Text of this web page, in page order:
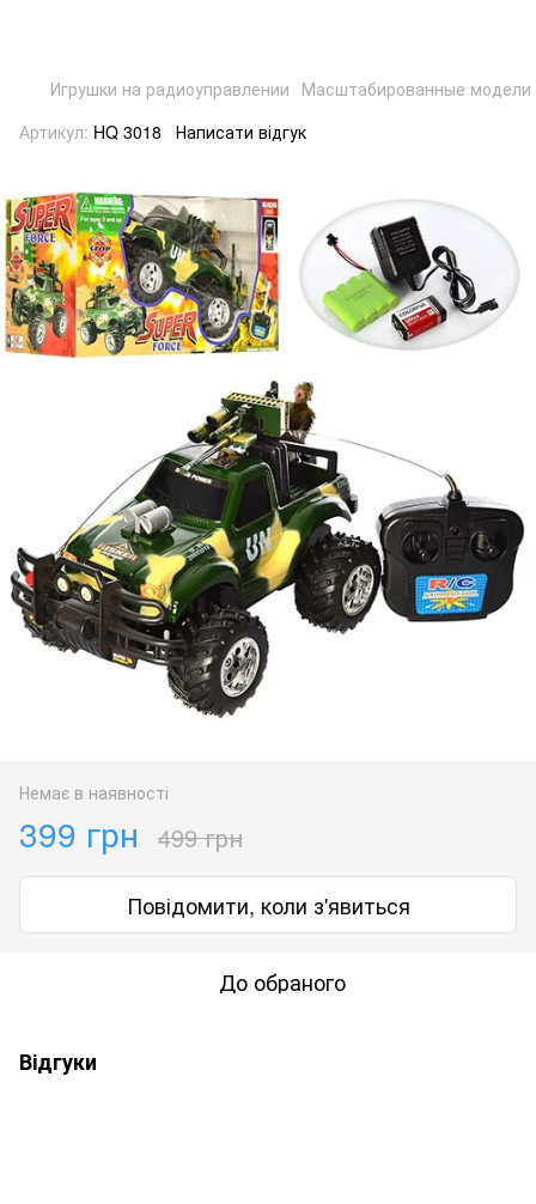
Игрушки на радиоуправлении Масштабированные модели
Артикул: HQ 3018 Написати відгук
Немає в наявності
399 грн 499 грн
Повідомити, коли з'явиться
До обраного
Відгуки